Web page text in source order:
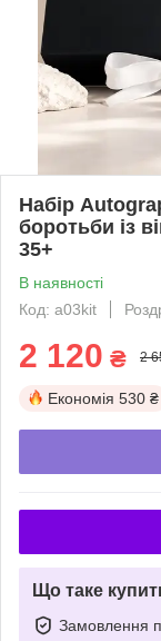
Набір
боротьби із
35+
В наявності
Код: a03kit
2 120 ₴ 2
Економія 530 ₴
Що таке
Замовлення